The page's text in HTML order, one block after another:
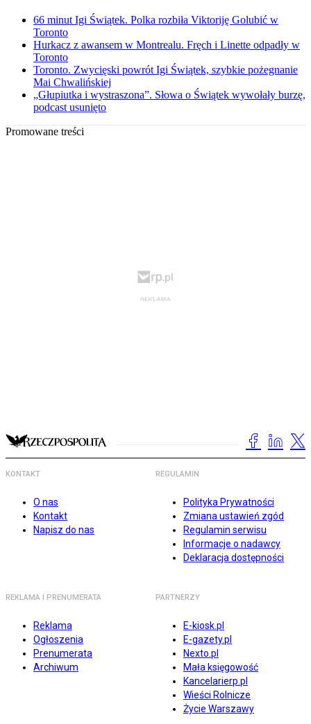
66 minut Igi Świątek. Polka rozbiła Viktoriję Golubić w
Toronto
Hurkacz z awansem w Montrealu. Fręch i Linette odpadły w
Toronto
Toronto. Zwycięski powrót Igi Świątek, szybkie pożegnanie
Mai Chwalińskiej
„Głupiutka i wystraszona”. Słowa o Świątek wywołały burzę,
podcast usunięto
Promowane treści
KONTAKT
O nas
Kontakt
Napisz do nas
REGULAMIN
Polityka Prywatności
Zmiana ustawień zgód
Regulamin serwisu
Informacje o nadawcy
Deklaracja dostępności
REKLAMA I PRENUMERATA
Reklama
Ogłoszenia
Prenumerata
Archiwum
PARTNERZY
E-kiosk.pl
E-gazety.pl
Nexto.pl
Mała księgowość
Kancelarierp.pl
Wieści Rolnicze
Życie Warszawy